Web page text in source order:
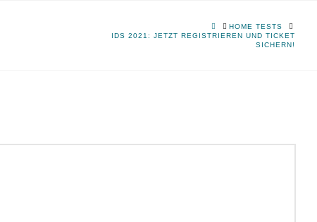
HOMEHOME TESTS
IDS 2021: JETZT REGISTRIEREN UND TICKET
SICHERN!